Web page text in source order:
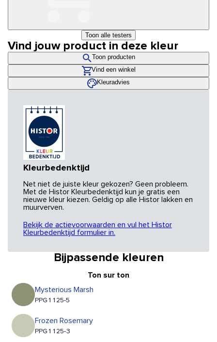
Toon alle testers
Vind jouw product in deze kleur
Toon producten
Vind een winkel
Kleuradvies
Kleurbedenktijd
Net niet de juiste kleur gekozen? Geen probleem.
Met de Histor Kleurbedenktijd kun je gratis een
nieuwe kleur kiezen. Geldig op alle Histor lakken en
muurverven.
Bekijk de actievoorwaarden en vul het Histor
Kleurbedenktijd formulier in.
Bijpassende kleuren
Ton sur ton
Mysterious Marsh
PPG1125-5
Frozen Rosemary
PPG1125-3